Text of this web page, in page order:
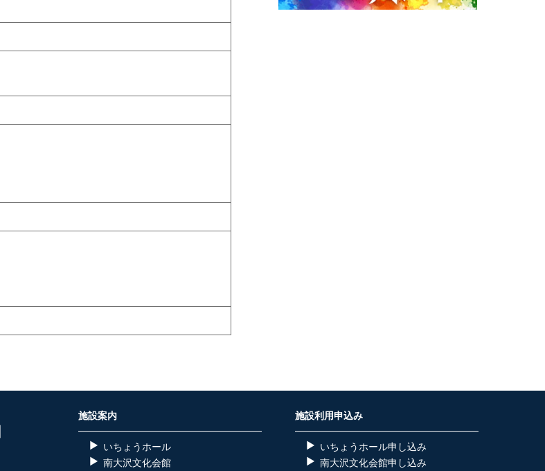
施設案内
いちょうホール
南大沢文化会館
施設利用申込み
いちょうホール申し込み
南大沢文化会館申し込み